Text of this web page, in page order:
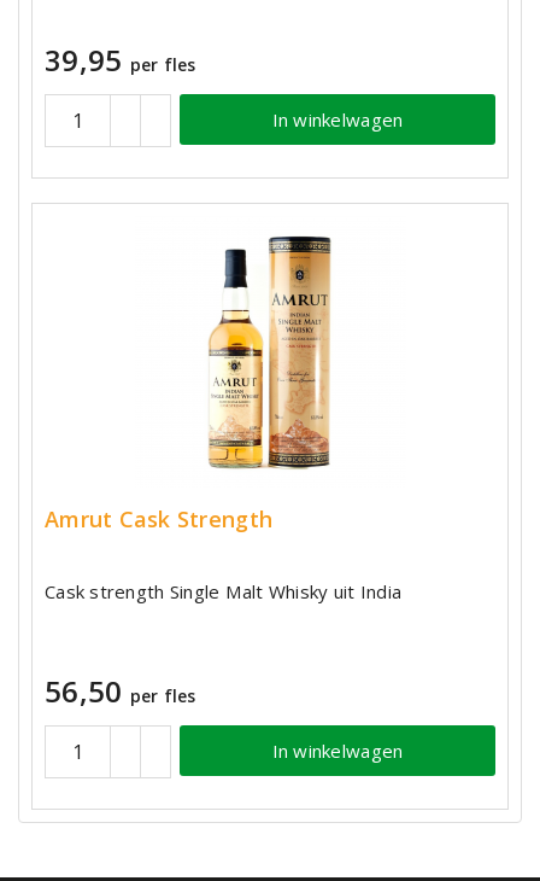
39,95 per fles
In winkelwagen
Amrut Cask Strength
Cask strength Single Malt Whisky uit India
56,50 per fles
In winkelwagen